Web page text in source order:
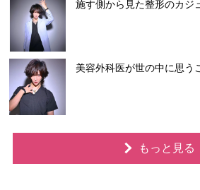
施す側から見た整形のカジ
美容外科医が世の中に思う
もっと見る